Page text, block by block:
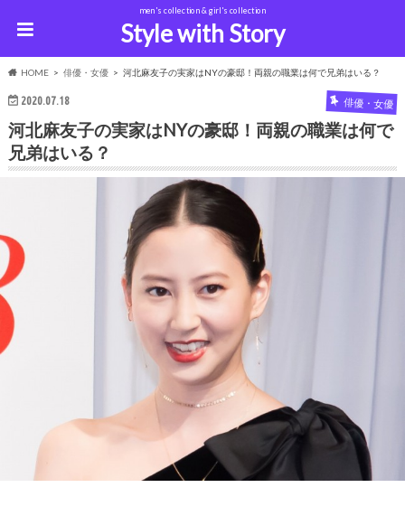
men's collection & girl's collection
Style with Story
HOME 俳優・女優 河北麻友子の実家はNYの豪邸！両親の職業は何で兄弟はいる？
2020.07.18 俳優・女優
河北麻友子の実家はNYの豪邸！両親の職業は何で
兄弟はいる？